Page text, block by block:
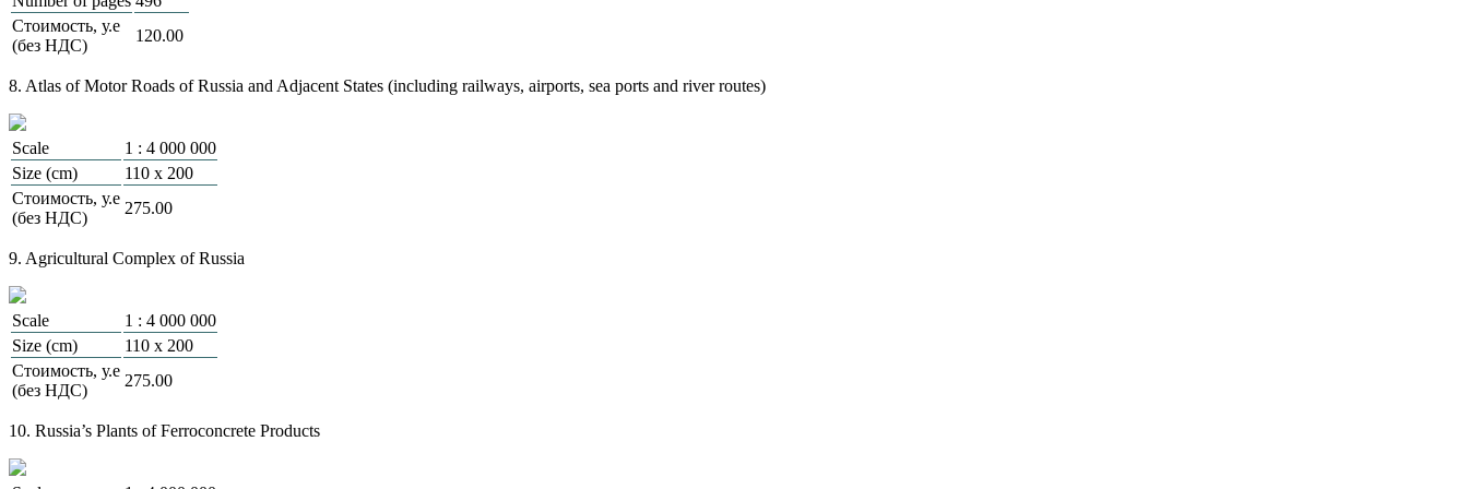
Стоимость, у.е
(без НДС)
120.00
8. Atlas of Motor Roads of Russia and Adjacent States (including railways, airports, sea ports and river routes)
Scale
1 : 4 000 000
Size (cm)
110 х 200
Стоимость, у.е
(без НДС)
275.00
9. Agricultural Complex of Russia
Scale
1 : 4 000 000
Size (cm)
110 х 200
Стоимость, у.е
(без НДС)
275.00
10. Russia’s Plants of Ferroconcrete Products